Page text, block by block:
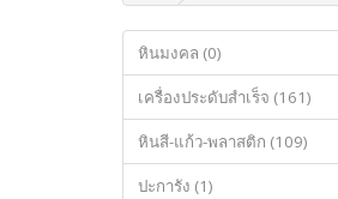
หินมงคล (0)
เครื่องประดับสำเร็จ (161)
หินสี-แก้ว-พลาสติก (109)
ปะการัง (1)